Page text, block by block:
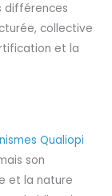
différences
collective
et la
Qualiopi
son
et la nature